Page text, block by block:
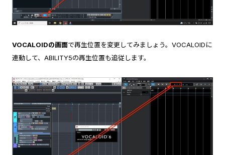
VOCALOIDの画面で再生位置を変更してみましょう。VOCALOIDに
連動して、ABILITY5の再生位置も追従します。